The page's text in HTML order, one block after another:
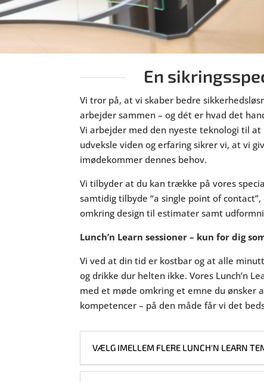
En
Vi tror på, at vi skaber bedre
arbejder sammen – og dét er hvad det
Vi arbejder med den nyeste teknologi til
udveksle viden og erfaring sikrer vi, at vi
imødekommer dennes behov.
Vi tilbyder at du kan trække på vores
samtidig tilbyde “a single point of
omkring design til estimater samt
Lunch’n Learn sessioner – kun for dig
Vi ved at din tid er kostbar og at alle
og drikke dur helten ikke. Vores Lunch’n
med et møde omkring et emne du ønsker
kompetencer – på den måde får vi det
VÆLG IMELLEM FLERE LUNCH'N LEARN